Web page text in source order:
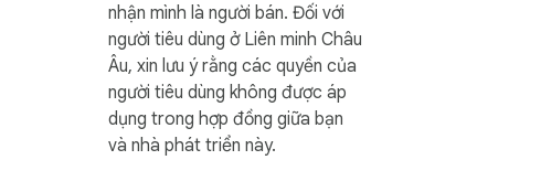
nhận mình là người bán. Đối với
người tiêu dùng ở Liên minh Châu
Âu, xin lưu ý rằng các quyền của
người tiêu dùng không được áp
dụng trong hợp đồng giữa bạn
và nhà phát triển này.